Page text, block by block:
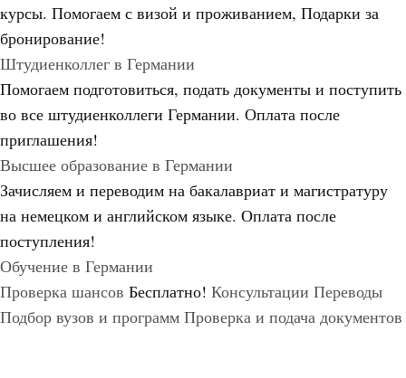
курсы. Помогаем с визой и проживанием, Подарки за
бронирование!
Штудиенколлег в Германии
Помогаем подготовиться, подать документы и поступить
во все штудиенколлеги Германии. Оплата после
приглашения!
Высшее образование в Германии
Зачисляем и переводим на бакалавриат и магистратуру
на немецком и английском языке. Оплата после
поступления!
Обучение в Германии
Проверка шансов Бесплатно! Консультации Переводы
Подбор вузов и программ Проверка и подача документов